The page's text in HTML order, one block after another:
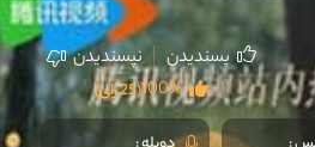
پسندیدن نپسندیدن
(25 رای)100%